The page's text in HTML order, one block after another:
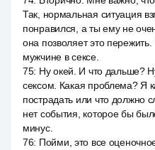
Так, нормальная ситуация
понравился, а ты ему не
она позволяет это
мужчине в сексе.
75: Ну окей. И что дальше?
сексом. Какая проблема? Я
пострадать или что должно
нет события, которое бы
минус.
76: Пойми, это все